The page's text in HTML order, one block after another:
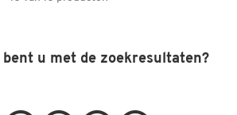
bent u met de zoekresultaten?